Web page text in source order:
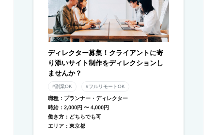
ディレクター募集！クライアントに寄
り添いサイト制作をディレクションし
ませんか？
#副業OK #フルリモートOK
職種：プランナー・ディレクター
時給：2,000円 〜 4,000円
働き方：どちらでも可
エリア：東京都